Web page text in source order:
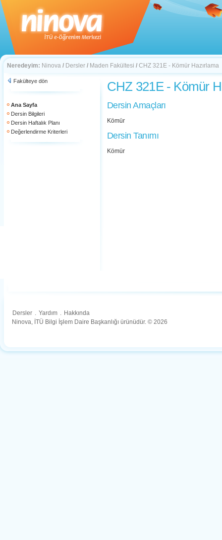
Neredeyim: Ninova / Dersler / Maden Fakültesi / CHZ 321E - Kömür Hazırlama
Fakülteye dön
Ana Sayfa
Dersin Bilgileri
Dersin Haftalık Planı
Değerlendirme Kriterleri
CHZ 321E - Kömür
Dersin Amaçları
Kömür
Dersin Tanımı
Kömür
Dersler . Yardım . Hakkında
Ninova, İTÜ Bilgi İşlem Daire Başkanlığı ürünüdür. © 2026